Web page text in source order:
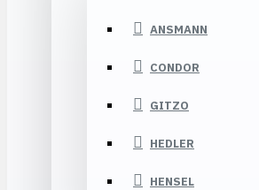
ANSMANN
CONDOR
GITZO
HEDLER
HENSEL